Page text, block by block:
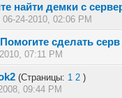
найти демки с
06-24-2010, 02:06 PM
- 0 из 5 в среднем
12 345
сделать
07:11 PM
- 0 из 5 в среднем
123 45
(Страницы: 1 2 )
09:44 PM
- 0 из 5 в среднем
12 345